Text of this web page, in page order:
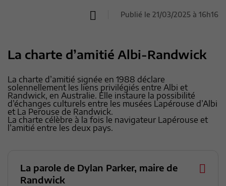
Publié le 21/03/2025 à 16h16
La charte d’amitié Albi-Randwick
La charte d’amitié signée en 1988 déclare
solennellement les liens privilégiés entre Albi et
Randwick, en Australie. Elle instaure la possibilité
d’échanges culturels entre les musées Lapérouse d’Albi
et La Perouse de Randwick.
La charte célèbre à la fois le navigateur Lapérouse et
l’amitié entre les deux pays.
La parole de Dylan Parker, maire de
Randwick